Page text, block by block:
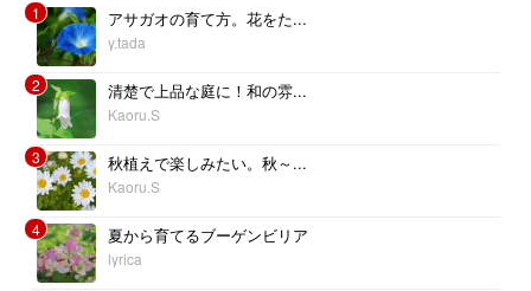
1
アサガオの育て方。花をた...
y.tada
2 清楚で上品な庭に！和の雰...
Kaoru.S
3 秋植えで楽しみたい。秋～...
Kaoru.S
4 夏から育てるブーゲンビリア
lyrica